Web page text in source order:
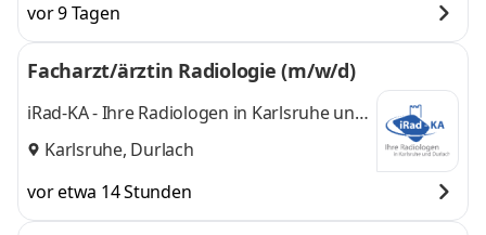
vor 9 Tagen
Facharzt/ärztin Radiologie (m/w/d)
iRad-KA - Ihre Radiologen in Karlsruhe und
Durlach Dres. Schneiderhan, Flesch,
Sengpiel, Spunar und Mittrach
Karlsruhe, Durlach
vor etwa 14 Stunden